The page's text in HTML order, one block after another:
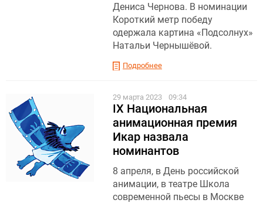
Дениса Чернова. В номинации
Короткий метр победу
одержала картина «Подсолнух»
Натальи Чернышёвой.
Подробнее
29 марта 2023 09:34
IX Национальная
анимационная премия
Икар назвала
номинантов
8 апреля, в День российской
анимации, в театре Школа
современной пьесы в Москве